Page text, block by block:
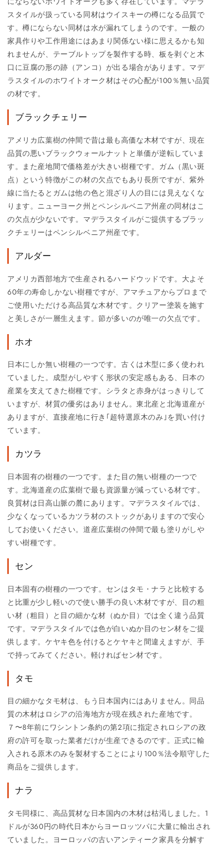
スタイルが扱っている同材はウイスキーの樽になる品質で
す。樽にならない同材は水が漏れてしまうのです。一般の
家具作りや工作用途にはあまり関係ない様に思えるかも知
れませんが、テーブルトップを製作する時、板を剥ぐと木
口に豆腐の形の跡（アンコ）が出る場合があります。マデ
ラスタイルのホワイトオーク材はその心配が100％無い品質
の材です。
ブラックチェリー
アメリカ広葉樹の仲間で昔は最も高価な木材ですが、現在
品質の悪いブラックウォールナットと単価が逆転していま
す。また産地間で価格差が大きい樹種です。ガム（黒い斑
点）という特徴がこの材の欠点でもあり長所ですが、紫外
線に当たるとガムは他の色と混ざり人の目には見えなくな
ります。ニューヨーク州とペンシルベニア州産の同材はこ
の欠点が少ないです。マデラスタイルがご提供するブラッ
クチェリーはペンシルベニア州産です。
アルダー
アメリカ西部地方で生産されるハードウッドです。大よそ
60年の寿命しかない樹種ですが、アマチュアからプロまで
ご使用いただける高品質な木材です。クリアー塗装を施す
と美しさが一層生えます。節が多いのが唯一の欠点です。
ホオ
日本にしか無い樹種の一つです。古くは木型に多く使われ
ていました。成型がしやすく形状の安定感もある、日本の
産業を支えてきた樹種です。シラタと赤身がはっきりして
いますが、材質の優劣はありません。東北産と北海道産が
ありますが、直接産地に行き｢超特選原木のみ｣を買い付け
ています。
カツラ
日本固有の樹種の一つです。また目の無い樹種の一つで
す。北海道産の広葉樹で最も資源量が減っている材です。
良質材は日高山脈の麓にあります。マデラスタイルでは、
少なくなっているカツラ材のストックがありますので安心
してお使いください。道産広葉樹の仲間で最も塗りがしや
すい樹種です。
セン
日本固有の樹種の一つです。センはタモ・ナラと比較する
と比重が少し軽いので使い勝手の良い木材ですが、目の粗
い材（粗目）と目の細かな材（ぬか目）では全く違う品質
です。マデラスタイルでは色が白いぬか目のセン材をご提
供します。ケヤキ色を付けるとケヤキと間違えますが、手
で持ってみてください。軽ければセン材です。
タモ
目の細かなタモ材は、もう日本国内にはありません。同品
質の木材はロシアの沿海地方が現在残された産地です。
７〜8年前にワシントン条約の第2項に指定されロシアの政
府の許可を取った業者だけが生産できるのです。正式に輸
入される原木のみを製材することにより100％法令順守した
商品をご提供します。
ナラ
タモ同様に、高品質材な日本国内の木材は枯渇しました。1
ドルが360円の時代日本からヨーロッツパに大量に輸出され
ていました。ヨーロッパの古いアンティーク家具を分解す